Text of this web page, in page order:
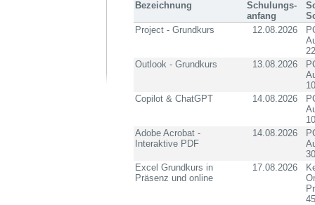
Bezeichnung
Schulungs-
anfang
Project - Grundkurs
12.08.2026
Outlook - Grundkurs
13.08.2026
Copilot & ChatGPT
14.08.2026
Adobe Acrobat -
Interaktive PDF
14.08.2026
Excel Grundkurs in
Präsenz und online
17.08.2026